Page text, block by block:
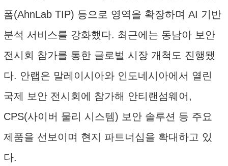
폼(AhnLab TIP) 등으로 영역을 확장하며 AI 기반
분석 서비스를 강화했다. 최근에는 동남아 보안
전시회 참가를 통한 글로벌 시장 개척도 진행됐
다. 안랩은 말레이시아와 인도네시아에서 열린
국제 보안 전시회에 참가해 안티랜섬웨어,
CPS(사이버 물리 시스템) 보안 솔루션 등 주요
제품을 선보이며 현지 파트너십을 확대하고 있
다.